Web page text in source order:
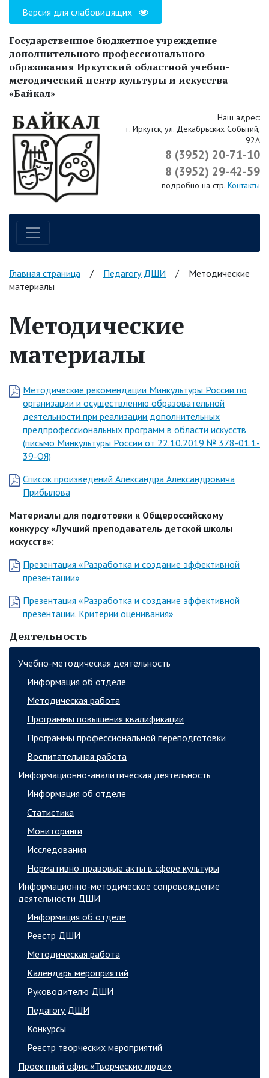
Версия для слабовидящих
Государственное бюджетное учреждение
дополнительного профессионального
образования Иркутский областной учебно-
методический центр культуры и искусства
«Байкал»
Наш адрес:
г. Иркутск, ул. Декабрьских Событий,
92А
8 (3952) 20-71-10
8 (3952) 29-42-59
подробно на стр. Контакты
Навигация по сайту
Главная страница / Педагогу ДШИ /
Методические
материалы
Деятельность
Учебно-методическая деятельность
Информация об отделе
Методическая работа
Программы повышения квалификации
Программы профессиональной переподготовки
Воспитательная работа
Информационно-аналитическая деятельность
Информация об отделе
Статистика
Мониторинги
Исследования
Нормативно-правовые акты в сфере культуры
Информационно-методическое сопровождение
деятельности ДШИ
Информация об отделе
Реестр ДШИ
Методическая работа
Календарь мероприятий
Руководителю ДШИ
Педагогу ДШИ
Конкурсы
Реестр творческих мероприятий
Проектный офис «Творческие люди»
Методические
материалы
Методические рекомендации Минкультуры России по
организации и осуществлению образовательной
деятельности при реализации дополнительных
предпрофессиональных программ в области искусств
(письмо Минкультуры России от 22.10.2019 № 378-01.1-
39-ОЯ)
Список произведений Александра Александровича
Прибылова
Материалы для подготовки к Общероссийскому
конкурсу «Лучший преподаватель детской школы
искусств»:
Презентация «Разработка и создание эффективной
презентации»
Презентация «Разработка и создание эффективной
презентации. Критерии оценивания»